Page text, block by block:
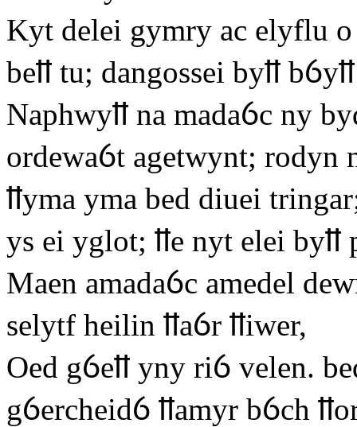
Kyt delei gymry ac elyflu o
beỻ tu; dangossei byỻ
Naphwyỻ na madaỽc ny
ordewaỽt agetwynt; rodyn
ỻyma yma bed diuei
ys ei yglot; ỻe nyt elei byỻ
Maen amadaỽc amedel
selytf heilin ỻaỽr ỻiwer,
Oed gỽeỻ yny riỽ velen.
gỽercheidỽ ỻamyr bỽch